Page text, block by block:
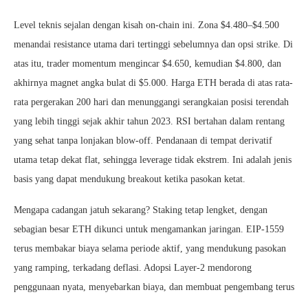
Level teknis sejalan dengan kisah on-chain ini. Zona $4.480–$4.500
menandai resistance utama dari tertinggi sebelumnya dan opsi strike. Di
atas itu, trader momentum mengincar $4.650, kemudian $4.800, dan
akhirnya magnet angka bulat di $5.000. Harga ETH berada di atas rata-
rata pergerakan 200 hari dan menunggangi serangkaian posisi terendah
yang lebih tinggi sejak akhir tahun 2023. RSI bertahan dalam rentang
yang sehat tanpa lonjakan blow-off. Pendanaan di tempat derivatif
utama tetap dekat flat, sehingga leverage tidak ekstrem. Ini adalah jenis
basis yang dapat mendukung breakout ketika pasokan ketat.
Mengapa cadangan jatuh sekarang? Staking tetap lengket, dengan
sebagian besar ETH dikunci untuk mengamankan jaringan. EIP-1559
terus membakar biaya selama periode aktif, yang mendukung pasokan
yang ramping, terkadang deflasi. Adopsi Layer-2 mendorong
penggunaan nyata, menyebarkan biaya, dan membuat pengembang terus